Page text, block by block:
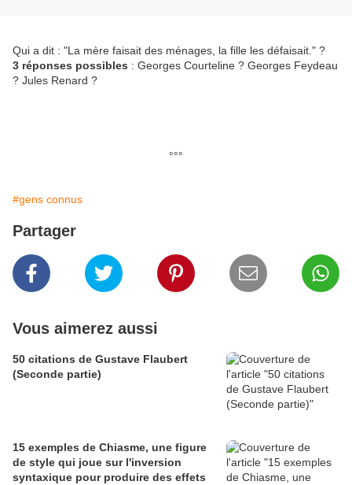
Qui a dit : "La mère faisait des ménages, la fille les défaisait." ?
3 réponses possibles : Georges Courteline ? Georges Feydeau
? Jules Renard ?
°°°
#gens connus
Partager
Vous aimerez aussi
50 citations de Gustave Flaubert
(Seconde partie)
15 exemples de Chiasme, une figure
de style qui joue sur l'inversion
syntaxique pour produire des effets